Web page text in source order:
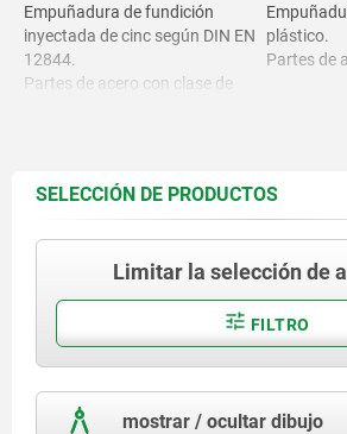
Empuñadura de fundición
inyectada de cinc según DIN EN
12844.
Partes de acero con clase de
plástico.
Partes de
SELECCIÓN DE PRODUCTOS
Limitar la selección de
FILTRO
mostrar / ocultar dibujo